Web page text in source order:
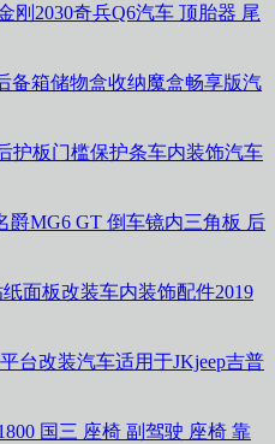
刚2030奇兵Q6汽车 顶胎器 尾
备箱储物盒收纳魔盒畅享版汽
护板门槛保护条车内装饰汽车
爵MG6 GT 倒车镜内三角板 后
面板改装车内装饰配件2019
台改装汽车适用于JKjeep吉普
国三 座椅 副驾驶 座椅 靠